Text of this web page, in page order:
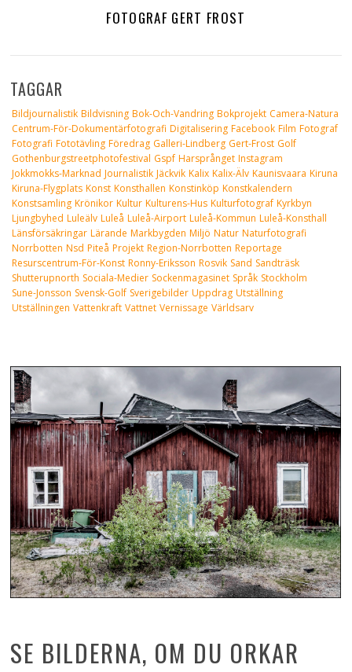
FOTOGRAF GERT FROST
SE BILDERNA, OM DU ORKAR
TAGGAR
Bildjournalistik Bildvisning Bok-Och-Vandring Bokprojekt Camera-Natura
Centrum-För-Dokumentärfotografi Digitalisering Facebook Film Fotograf
Fotografi Fototävling Föredrag Galleri-Lindberg Gert-Frost Golf
Gothenburgstreetphotofestival Gspf Harsprånget Instagram
Jokkmokks-Marknad Journalistik Jäckvik Kalix Kalix-Älv Kaunisvaara Kiruna
Kiruna-Flygplats Konst Konsthallen Konstinköp Konstkalendern
Konstsamling Krönikor Kultur Kulturens-Hus Kulturfotograf Kyrkbyn
Ljungbyhed Luleälv Luleå Luleå-Airport Luleå-Kommun Luleå-Konsthall
Länsförsäkringar Lärande Markbygden Miljö Natur Naturfotografi
Norrbotten Nsd Piteå Projekt Region-Norrbotten Reportage
Resurscentrum-För-Konst Ronny-Eriksson Rosvik Sand Sandträsk
Shutterupnorth Sociala-Medier Sockenmagasinet Språk Stockholm
Sune-Jonsson Svensk-Golf Sverigebilder Uppdrag Utställning
Utställningen Vattenkraft Vattnet Vernissage Världsarv